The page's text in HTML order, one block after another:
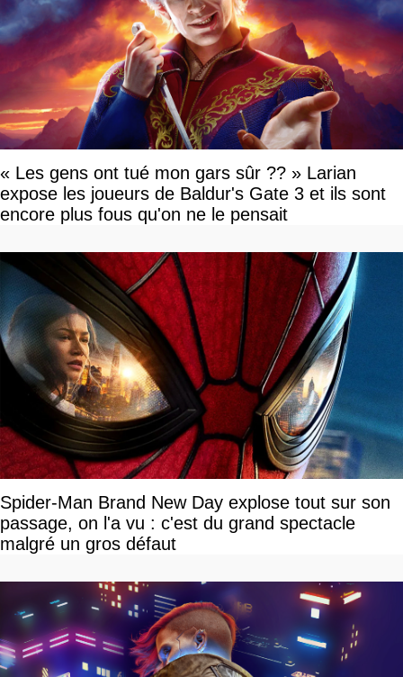
« Les gens ont tué mon gars sûr ?? » Larian
expose les joueurs de Baldur's Gate 3 et ils sont
encore plus fous qu'on ne le pensait
Spider-Man Brand New Day explose tout sur son
passage, on l'a vu : c'est du grand spectacle
malgré un gros défaut